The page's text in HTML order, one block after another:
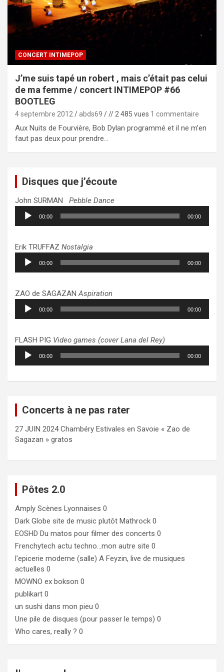
CONCERT INTIMEPOP
J’me suis tapé un robert , mais c’était pas celui
de ma femme / concert INTIMEPOP #66
BOOTLEG
4 septembre 2012 abds69 // 2 485 vues 1 commentaire
Aux Nuits de Fourvière, Bob Dylan programmé et il ne m’en
faut pas deux pour prendre…
Disques que j’écoute
John SURMAN Pebble Dance
Lecteur
audio
00:00 00:00
Erik TRUFFAZ Nostalgia
Lecteur
audio
00:00 00:00
ZAO de SAGAZANAspiration
Lecteur
audio
00:00 00:00
FLASH PIG Video games (cover Lana del Rey)
Lecteur
audio
00:00 00:00
Concerts à ne pas rater
27 JUIN 2024 Chambéry Estivales en Savoie « Zao de
Sagazan » gratos
Pôtes 2.0
Amply Scènes Lyonnaises 0
Dark Globe site de music plutôt Mathrock 0
EOSHD Du matos pour filmer des concerts 0
Frenchytech actu techno…mon autre site 0
l'epicerie moderne (salle) A Feyzin, live de musiques
actuelles 0
MOWNO ex bokson 0
publikart 0
un sushi dans mon pieu 0
Une pile de disques (pour passer le temps) 0
Who cares, really ? 0